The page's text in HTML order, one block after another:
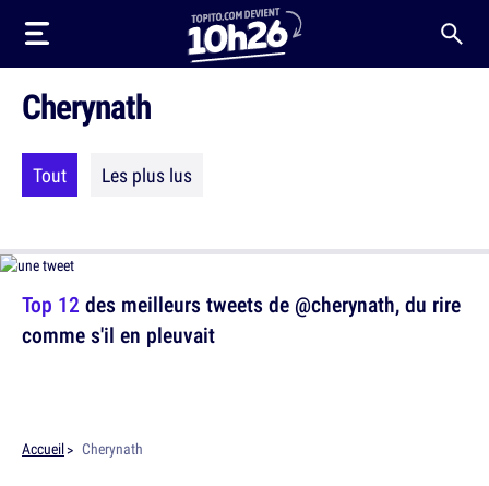
Cherynath
Tout Les plus lus
Top 12 des meilleurs tweets de @cherynath, du rire
comme s'il en pleuvait
Accueil Cherynath